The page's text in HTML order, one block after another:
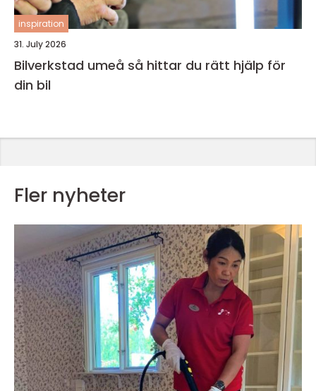
inspiration
31. July 2026
Bilverkstad umeå så hittar du rätt hjälp för
din bil
Fler nyheter